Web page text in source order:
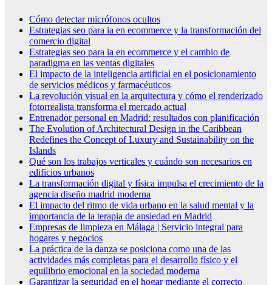
Cómo detectar micrófonos ocultos
Estrategias seo para ia en ecommerce y la transformación del
comercio digital
Estrategias seo para ia en ecommerce y el cambio de
paradigma en las ventas digitales
El impacto de la inteligencia artificial en el posicionamiento
de servicios médicos y farmacéuticos
La revolución visual en la arquitectura y cómo el renderizado
fotorrealista transforma el mercado actual
Entrenador personal en Madrid: resultados con planificación
The Evolution of Architectural Design in the Caribbean
Redefines the Concept of Luxury and Sustainability on the
Islands
Qué son los trabajos verticales y cuándo son necesarios en
edificios urbanos
La transformación digital y física impulsa el crecimiento de la
agencia diseño madrid moderna
El impacto del ritmo de vida urbano en la salud mental y la
importancia de la terapia de ansiedad en Madrid
Empresas de limpieza en Málaga | Servicio integral para
hogares y negocios
La práctica de la danza se posiciona como una de las
actividades más completas para el desarrollo físico y el
equilibrio emocional en la sociedad moderna
Garantizar la seguridad en el hogar mediante el correcto